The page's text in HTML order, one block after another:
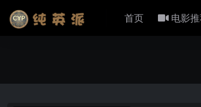
首页 电影